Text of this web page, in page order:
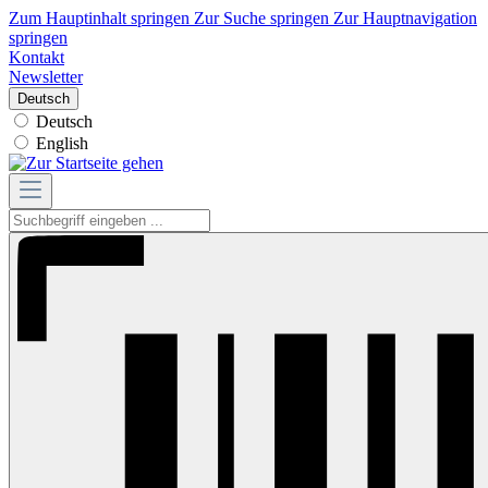
Zum Hauptinhalt springen Zur Suche springen Zur Hauptnavigation
springen
Kontakt
Newsletter
Deutsch
Deutsch
English